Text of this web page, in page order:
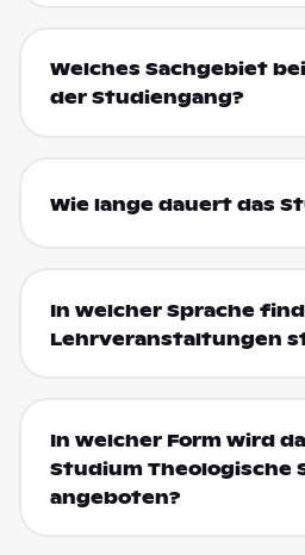
Welches Sachgebiet
der Studiengang?
Wie lange dauert das
In welcher Sprache
Lehrveranstaltungen
In welcher Form wird
Studium Theologische
angeboten?